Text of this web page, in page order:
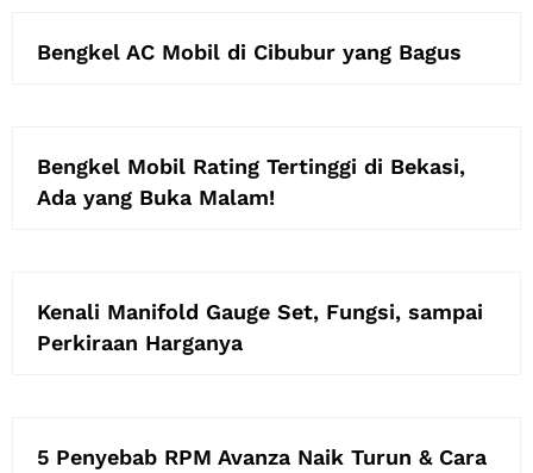
Bengkel AC Mobil di Cibubur yang Bagus
Bengkel Mobil Rating Tertinggi di Bekasi,
Ada yang Buka Malam!
Kenali Manifold Gauge Set, Fungsi, sampai
Perkiraan Harganya
5 Penyebab RPM Avanza Naik Turun & Cara